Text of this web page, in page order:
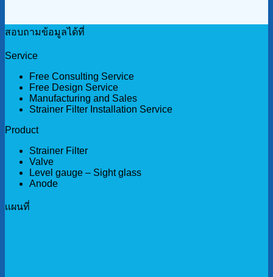
สอบถามข้อมูลได้ที่
Service
Free Consulting Service
Free Design Service
Manufacturing and Sales
Strainer Filter Installation Service
Product
Strainer Filter
Valve
Level gauge – Sight glass
Anode
เเผนที่